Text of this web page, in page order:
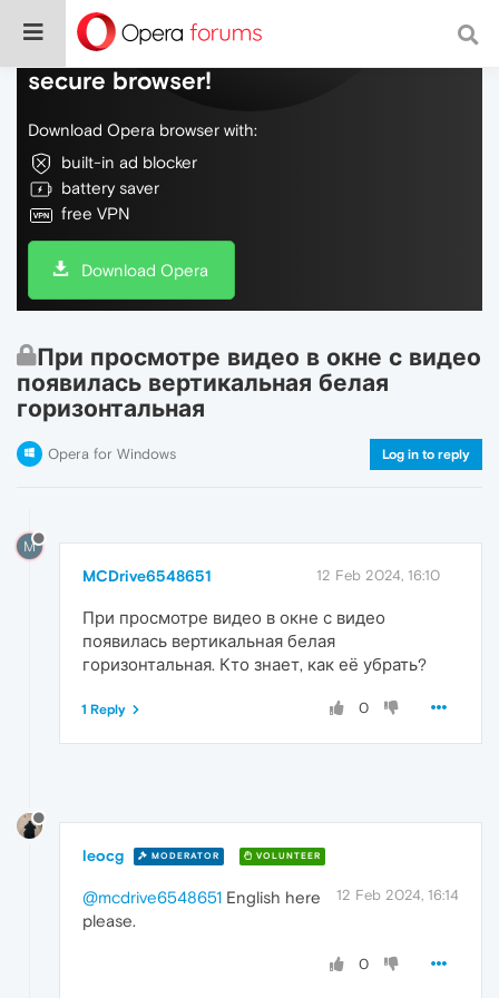
Do more on the web, with a fast and
secure browser!
Download Opera browser with:
built-in ad blocker
battery saver
free VPN
Download Opera
При просмотре видео в окне с видео
появилась вертикальная белая
горизонтальная
Opera for Windows Log in to reply
M
MCDrive6548651 12 Feb 2024, 16:10
При просмотре видео в окне с видео
появилась вертикальная белая
горизонтальная. Кто знает, как её убрать?
0
1 Reply
leocg MODERATOR VOLUNTEER
12 Feb 2024, 16:14
@mcdrive6548651 English here
please.
0